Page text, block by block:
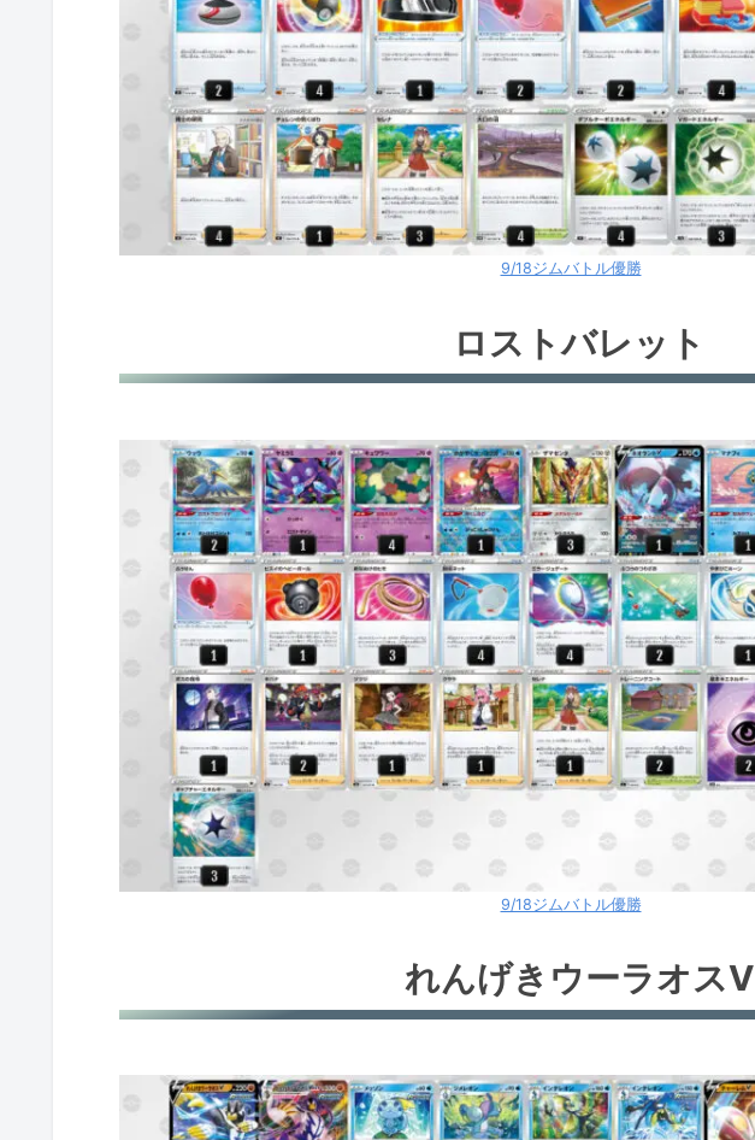
9/18ジムバトル優勝
ロストバレット
9/18ジムバトル優勝
れんげきウーラオスV